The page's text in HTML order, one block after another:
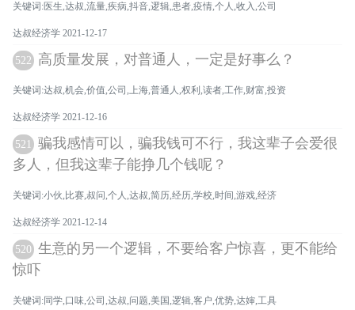
关键词:医生,达叔,流量,疾病,抖音,逻辑,患者,疫情,个人,收入,公司
达叔经济学 2021-12-17
522 高质量发展，对普通人，一定是好事么？
关键词:达叔,机会,价值,公司,上海,普通人,权利,读者,工作,财富,投资
达叔经济学 2021-12-16
521
骗我感情可以，骗我钱可不行，我这辈子会爱很
多人，但我这辈子能挣几个钱呢？
关键词:小伙,比赛,叔问,个人,达叔,简历,经历,学校,时间,游戏,经济
达叔经济学 2021-12-14
520 生意的另一个逻辑，不要给客户惊喜，更不能给
惊吓
关键词:同学,口味,公司,达叔,问题,美国,逻辑,客户,优势,达婶,工具